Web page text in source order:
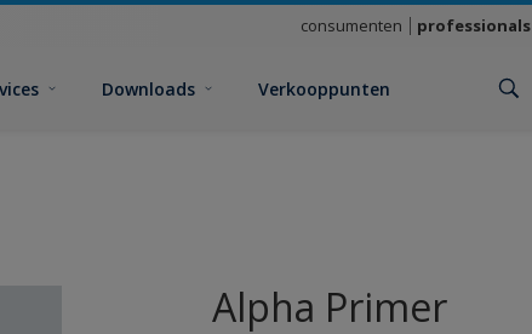
consumenten professionals
Downloads Verkooppunten
Alpha Primer